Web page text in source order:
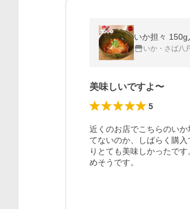
いか担々
いか・さば八
美味しいですよ〜
5
近くのお店でこちらのい
てないのか、しばらく購
りとても美味しかったで
めそうです。